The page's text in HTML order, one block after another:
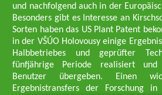
und nachfolgend auch in der
Besonders gibt es Interesse an
Sorten haben das US Plant Patent
in der VŠÚO Holovousy einige
Halbbetriebes und geprüfter
fünfjährige Periode realisiert
Benutzer übergeben. Einen
Ergebnistransfers der Forschung